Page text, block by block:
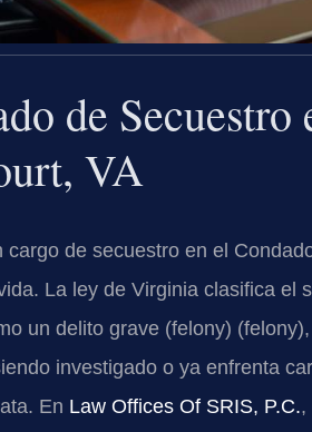
de Secuestro
VA
cargo de secuestro en el
La ley de Virginia clasifica el
un delito grave (felony) (felony
investigado o ya enfrenta
En Law Offices Of SRIS, P.C.,